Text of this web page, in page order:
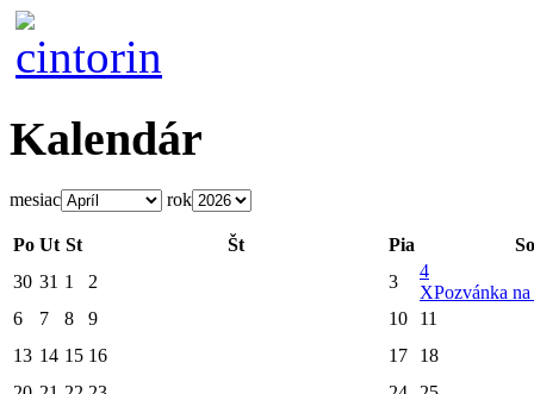
Kalendár
mesiac rok
Po Ut St Št Pia
So
30 31 1 2 3
4
XPozvánka
6
7 8 9 10
11
13 14 15 16 17
18